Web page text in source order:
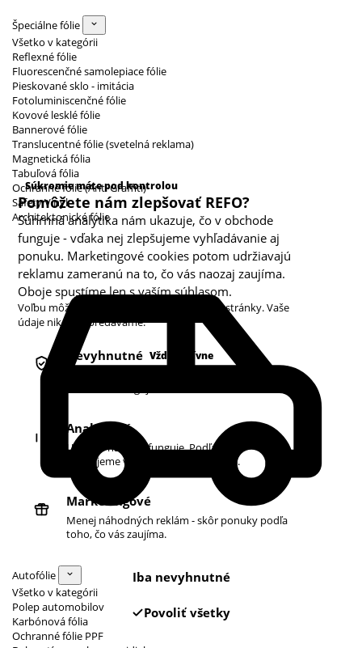
Špeciálne fólie
Všetko v kategórii
Reflexné fólie
Fluorescenčné samolepiace fólie
Pieskované sklo - imitácia
Fotoluminiscenčné fólie
Kovové lesklé fólie
Bannerové fólie
Translucentné fólie (svetelná reklama)
Magnetická fólia
Tabuľová fólia
Ochranné fólie (Anti Graffiti)
Safety Vinyl
Architektonické fólie
Autofólie
Všetko v kategórii
Polep automobilov
Karbónová fólia
Ochranné fólie PPF
Súkromie máte pod kontrolou
Pomôžete nám zlepšovať REFO?
Súhrnná analytika nám ukazuje, čo v obchode
funguje - vďaka nej zlepšujeme vyhľadávanie aj
ponuku. Marketingové cookies potom udržiavajú
reklamu zameranú na to, čo vás naozaj zaujíma.
Oboje spustíme len s vaším súhlasom.
Voľbu môžete kedykoľvek zmeniť v pätičke stránky. Vaše
údaje nikdy nepredávame.
Kategórie cookies
Nevyhnutné Vždy aktívne
Analytické
Ukazujú nám, čo funguje. Podľa toho
zlepšujeme vyhľadávanie aj ponuku.
Marketingové
Menej náhodných reklám - skôr ponuky podľa
toho, čo vás zaujíma.
Iba nevyhnutné
Povoliť všetky